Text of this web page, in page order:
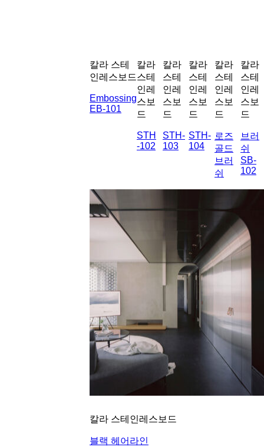
칼라 스테
인레스보드
Embossing
EB-101
칼라
스테
인레
스보
드
STH
-102
칼라
스테
인레
스보
드
STH-
103
칼라
스테
인레
스보
드
STH-
104
칼라
스테
인레
스보
드
로즈
골드
브러
쉬
칼라
스테
인레
스보
드
브러
쉬
SB-
102
칼라 스테인레스보드
블랙 헤어라인